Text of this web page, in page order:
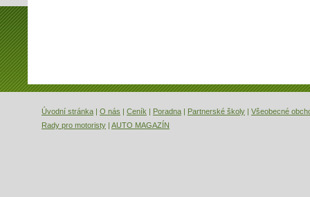
Úvodní stránka | O nás | Ceník | Poradna | Partnerské školy | Všeobecné
Rady pro motoristy | AUTO MAGAZÍN